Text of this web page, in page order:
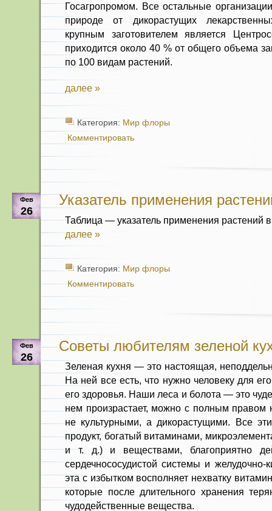
Госагропромом. Все остальные
природе от дикорастущих
крупным заготовителем является
приходится около 40 % от общего объема
по 100 видам растений.
далее »
Категория: Мир флоры
Комментировать
Фев
26
Указатель применения
Таблица — указатель применения растений
далее »
Категория: Мир флоры
Комментировать
Фев
26
Советы любителям зеленой
Зеленая кухня — это настоящая,
На ней все есть, что нужно человеку для
его здоровья. Наши леса и болота — это
нем произрастает, можно с полным правом
не культурными, а дикорасту­щими. Все
продукт, богатый витаминами,
и т. д.) и веществами, благоприятно
сердечнососудистой системы и желудочно-
эта с избытком восполняет нехват­ку
которые после длительного хранения
чудодейственные вещества.